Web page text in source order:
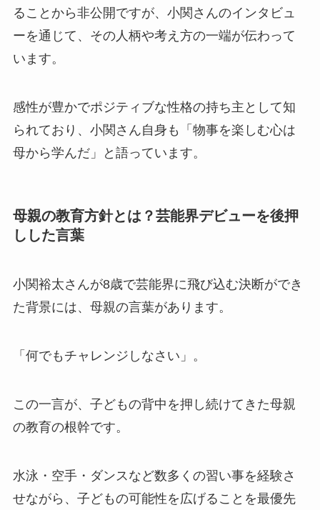
ることから非公開ですが、小関さんのインタビュ
ーを通じて、その人柄や考え方の一端が伝わって
います。
感性が豊かでポジティブな性格の持ち主として知
られており、小関さん自身も「物事を楽しむ心は
母から学んだ」と語っています。
母親の教育方針とは？芸能界デビューを後押
しした言葉
小関裕太さんが8歳で芸能界に飛び込む決断ができ
た背景には、母親の言葉があります。
「何でもチャレンジしなさい」。
この一言が、子どもの背中を押し続けてきた母親
の教育の根幹です。
水泳・空手・ダンスなど数多くの習い事を経験さ
せながら、子どもの可能性を広げることを最優先